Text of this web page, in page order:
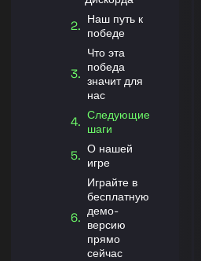
Наш путь к
победе
Что эта
победа
значит для
нас
Следующие
шаги
О нашей
игре
Играйте в
бесплатную
демо-
версию
прямо
сейчас